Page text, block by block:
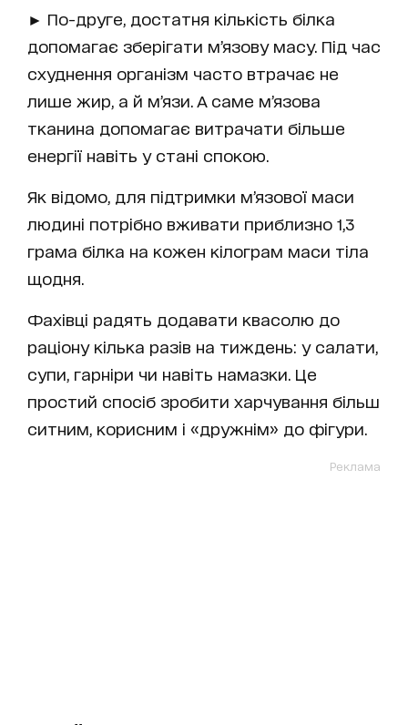
► По-друге, достатня кількість білка
допомагає зберігати м’язову масу. Під час
схуднення організм часто втрачає не
лише жир, а й м’язи. А саме м’язова
тканина допомагає витрачати більше
енергії навіть у стані спокою.
Як відомо, для підтримки м’язової маси
людині потрібно вживати приблизно 1,3
грама білка на кожен кілограм маси тіла
щодня.
Фахівці радять додавати квасолю до
раціону кілька разів на тиждень: у салати,
супи, гарніри чи навіть намазки. Це
простий спосіб зробити харчування більш
ситним, корисним і «дружнім» до фігури.
Реклама